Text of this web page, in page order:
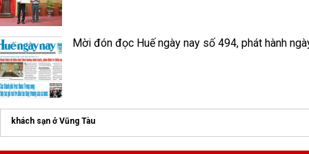
Mời đón đọc Huế ngày nay số 494, phát hành
khách sạn ở Vũng Tàu